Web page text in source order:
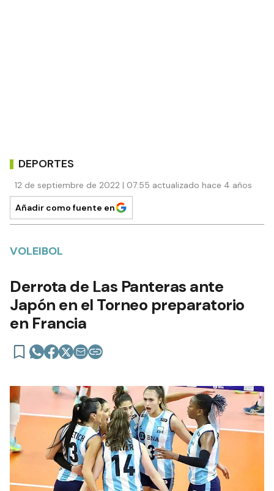
DEPORTES
12 de septiembre de 2022 | 07:55 actualizado hace 4 años
Añadir como fuente en
VOLEIBOL
Derrota de Las Panteras ante
Japón en el Torneo preparatorio
en Francia